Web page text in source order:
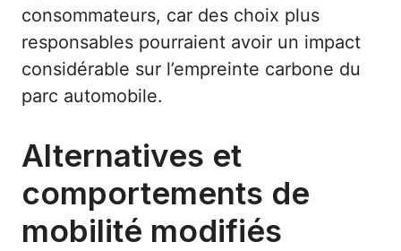
consommateurs, car des choix plus
responsables pourraient avoir un impact
considérable sur l’empreinte carbone du
parc automobile.
Alternatives et
comportements de
mobilité modifiés